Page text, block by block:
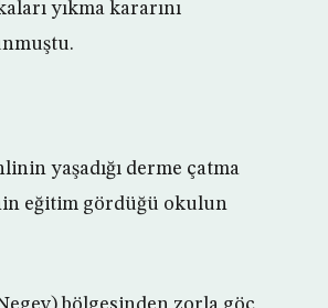
yıkma kararını
yaşadığı derme çatma
eğitim gördüğü okulun